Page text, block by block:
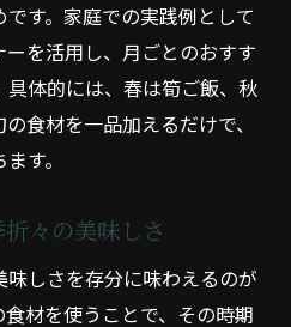
す。家庭での実践例として
を活用し、月ごとのおすす
体的には、春は筍ご飯、秋
食材を一品加えるだけで、
す。
々の美味しさ
しさを存分に味わえるのが
材を使うことで、その時期